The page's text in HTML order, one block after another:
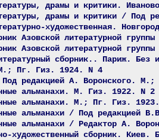
драмы и критики.
драмы и критики / Под
художественная.
Азовской литературной
Азовской литературной
сборник.. Париж.
Пг. Гиз. 1924. N 4
редакцией А. Воронского.
альманахи. М. Гиз. 1922. N 2
альманахи. М.; Пг. Гиз.
альманахи / Под редакцией
альманахи / Редактор А.
художественный сборник. Киев.